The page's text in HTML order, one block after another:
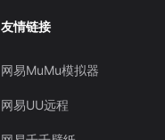
友情链接
网易MuMu模拟器
网易UU远程